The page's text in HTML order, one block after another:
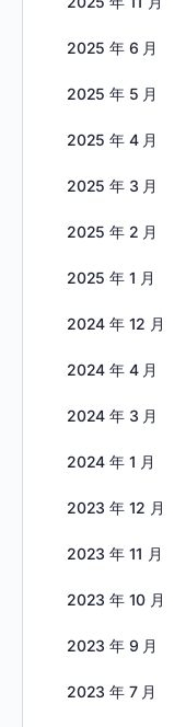
2025 年 6 月
2025 年 5 月
2025 年 4 月
2025 年 3 月
2025 年 2 月
2025 年 1 月
2024 年 12 月
2024 年 4 月
2024 年 3 月
2024 年 1 月
2023 年 12 月
2023 年 11 月
2023 年 10 月
2023 年 9 月
2023 年 7 月